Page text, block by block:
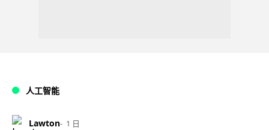
人工智能
Lawton 1 日